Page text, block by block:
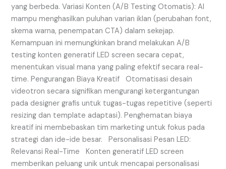
yang berbeda. Variasi Konten (A/B Testing Otomatis): AI
mampu menghasilkan puluhan varian iklan (perubahan font,
skema warna, penempatan CTA) dalam sekejap.
Kemampuan ini memungkinkan brand melakukan A/B
testing konten generatif LED screen secara cepat,
menentukan visual mana yang paling efektif secara real-
time. Pengurangan Biaya Kreatif Otomatisasi desain
videotron secara signifikan mengurangi ketergantungan
pada designer grafis untuk tugas-tugas repetitive (seperti
resizing dan template adaptasi). Penghematan biaya
kreatif ini membebaskan tim marketing untuk fokus pada
strategi dan ide-ide besar. Personalisasi Pesan LED:
Relevansi Real-Time Konten generatif LED screen
memberikan peluang unik untuk mencapai personalisasi